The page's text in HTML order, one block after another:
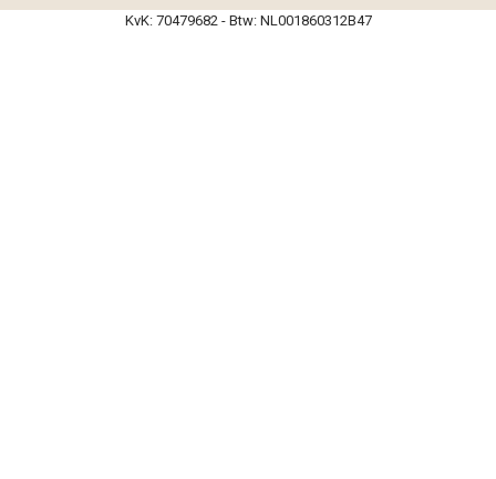
KvK: 70479682 - Btw: NL001860312B47